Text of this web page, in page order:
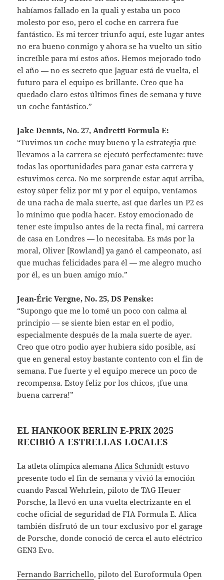
habíamos fallado en la quali y estaba un poco
molesto por eso, pero el coche en carrera fue
fantástico. Es mi tercer triunfo aquí, este lugar antes
no era bueno conmigo y ahora se ha vuelto un sitio
increíble para mí estos años. Hemos mejorado todo
el año — no es secreto que Jaguar está de vuelta, el
futuro para el equipo es brillante. Creo que ha
quedado claro estos últimos fines de semana y tuve
un coche fantástico.”
Jake Dennis, No. 27, Andretti Formula E:
“Tuvimos un coche muy bueno y la estrategia que
llevamos a la carrera se ejecutó perfectamente: tuve
todas las oportunidades para ganar esta carrera y
estuvimos cerca. No me sorprende estar aquí arriba,
estoy súper feliz por mí y por el equipo, veníamos
de una racha de mala suerte, así que darles un P2 es
lo mínimo que podía hacer. Estoy emocionado de
tener este impulso antes de la recta final, mi carrera
de casa en Londres — lo necesitaba. Es más por la
moral, Oliver [Rowland] ya ganó el campeonato, así
que muchas felicidades para él — me alegro mucho
por él, es un buen amigo mío.”
Jean-Éric Vergne, No. 25, DS Penske:
“Supongo que me lo tomé un poco con calma al
principio — se siente bien estar en el podio,
especialmente después de la mala suerte de ayer.
Creo que otro podio ayer hubiera sido posible, así
que en general estoy bastante contento con el fin de
semana. Fue fuerte y el equipo merece un poco de
recompensa. Estoy feliz por los chicos, ¡fue una
buena carrera!”
EL HANKOOK BERLIN E-PRIX 2025
RECIBIÓ A ESTRELLAS LOCALES
La atleta olímpica alemanaAlica Schmidt estuvo
presente todo el fin de semana y vivió la emoción
cuando Pascal Wehrlein, piloto de TAG Heuer
Porsche, la llevó en una vuelta electrizante en el
coche oficial de seguridad de FIA Formula E. Alica
también disfrutó de un tour exclusivo por el garage
de Porsche, donde conoció de cerca el auto eléctrico
GEN3 Evo.
Fernando Barrichello, piloto del Euroformula Open